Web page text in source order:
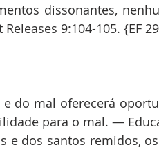
dissonantes,
9:104-105. {EF
do mal oferecerá
para o mal. —
e dos santos remidos,